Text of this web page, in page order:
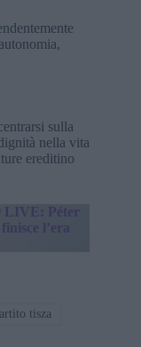
sulla
nella vita
ereditino
LIVE: Péter
l’era
tisza